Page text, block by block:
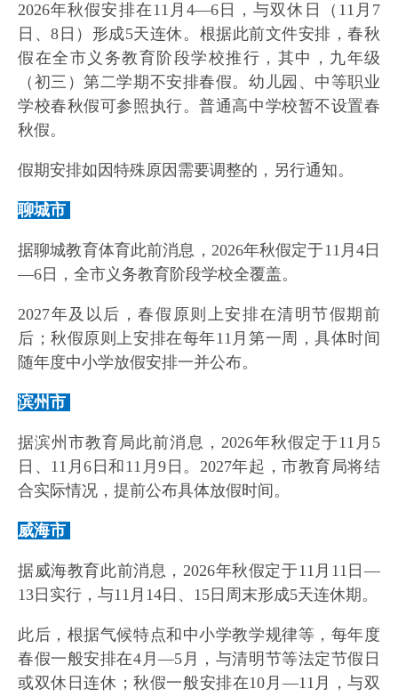
2026年秋假安排在11月4—6日，与双休日（11月7
日、8日）形成5天连休。根据此前文件安排，春秋
假在全市义务教育阶段学校推行，其中，九年级
（初三）第二学期不安排春假。幼儿园、中等职业
学校春秋假可参照执行。普通高中学校暂不设置春
秋假。
假期安排如因特殊原因需要调整的，另行通知。
聊城市
据聊城教育体育此前消息，2026年秋假定于11月4日
—6日，全市义务教育阶段学校全覆盖。
2027年及以后，春假原则上安排在清明节假期前
后；秋假原则上安排在每年11月第一周，具体时间
随年度中小学放假安排一并公布。
滨州市
据滨州市教育局此前消息，2026年秋假定于11月5
日、11月6日和11月9日。2027年起，市教育局将结
合实际情况，提前公布具体放假时间。
威海市
据威海教育此前消息，2026年秋假定于11月11日—
13日实行，与11月14日、15日周末形成5天连休期。
此后，根据气候特点和中小学教学规律等，每年度
春假一般安排在4月—5月，与清明节等法定节假日
或双休日连休；秋假一般安排在10月—11月，与双